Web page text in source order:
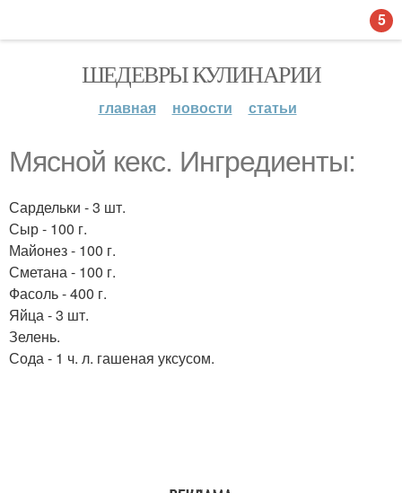
ШЕДЕВРЫ КУЛИНАРИИ
главная новости статьи
Мясной кекс. Ингредиенты:
Сардельки - 3 шт.
Сыр - 100 г.
Майонез - 100 г.
Сметана - 100 г.
Фасоль - 400 г.
Яйца - 3 шт.
Зелень.
Сода - 1 ч. л. гашеная уксусом.
5